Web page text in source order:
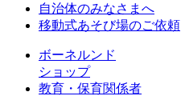
自治体のみなさまへ
移動式あそび場のご依頼
ボーネルンド
ショップ
教育・保育関係者